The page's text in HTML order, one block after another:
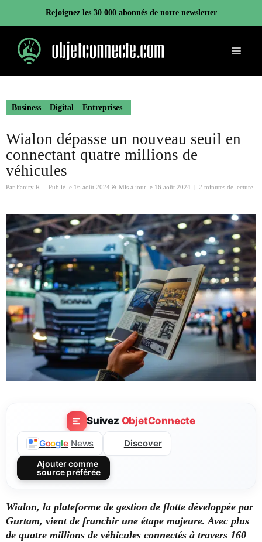
contenu
Rejoignez les 30 000 abonnés de notre newsletter
Menu
Business Digital Entreprises
Wialon dépasse un nouveau seuil en
connectant quatre millions de
véhicules
Par Faniry R. Publié le 16 août 2024 & Mis à jour le 16 août 2024 2 minutes de lecture
Suivez ObjetConnecte
Google News Discover
Ajouter comme
source préférée
Wialon, la plateforme de gestion de flotte développée par
Gurtam, vient de franchir une étape majeure. Avec plus
de quatre millions de véhicules connectés à travers 160